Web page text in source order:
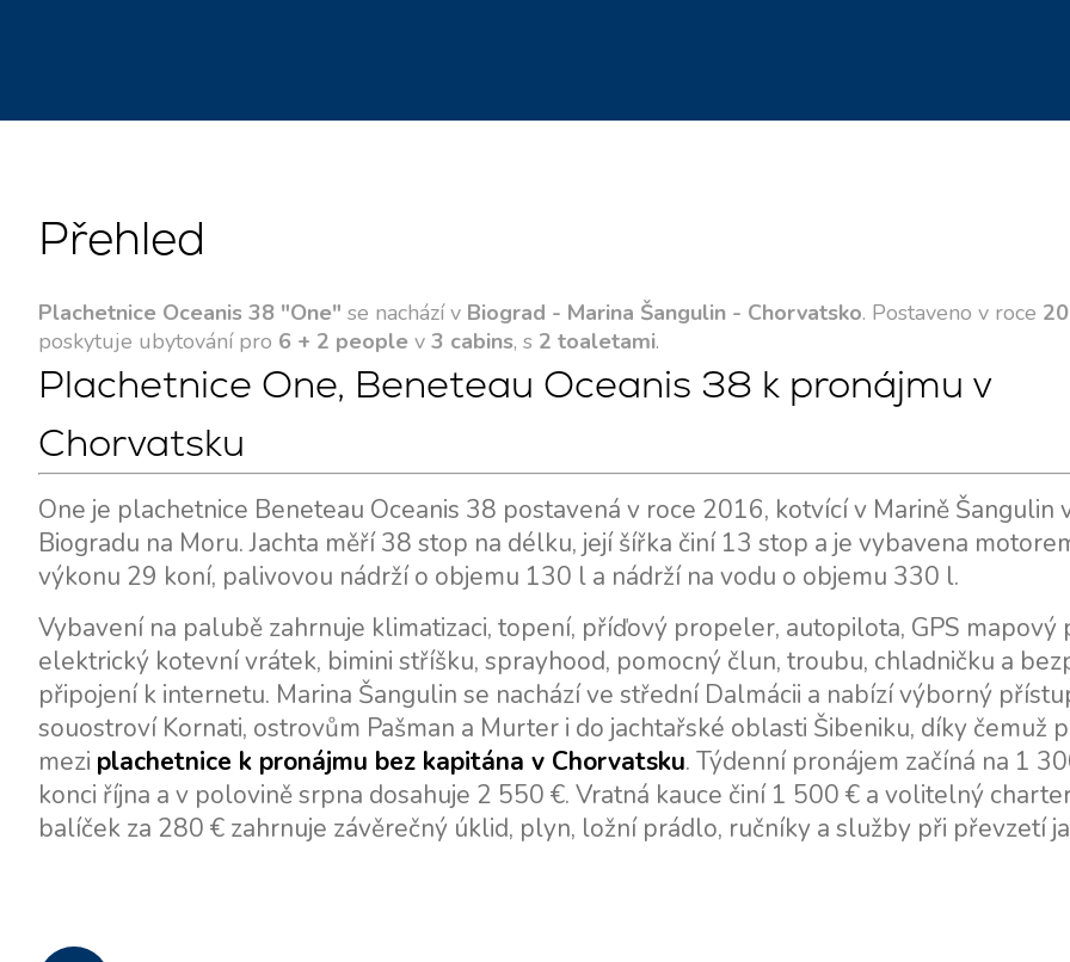
Přehled
Plachetnice Oceanis 38 "One" se nachází v Biograd - Marina Šangulin - Chorvatsko. Postaveno v roce
poskytuje ubytování pro 6 + 2 people v 3 cabins, s 2 toaletami.
Plachetnice One, Beneteau Oceanis 38 k pronájmu v
Chorvatsku
One je plachetnice Beneteau Oceanis 38 postavená v roce 2016, kotvící v Marině Šangulin
Biogradu na Moru. Jachta měří 38 stop na délku, její šířka činí 13 stop a je vybavena
výkonu 29 koní, palivovou nádrží o objemu 130 l a nádrží na vodu o objemu 330 l.
Vybavení na palubě zahrnuje klimatizaci, topení, příďový propeler, autopilota, GPS mapový
elektrický kotevní vrátek, bimini stříšku, sprayhood, pomocný člun, troubu, chladničku a
připojení k internetu. Marina Šangulin se nachází ve střední Dalmácii a nabízí výborný
souostroví Kornati, ostrovům Pašman a Murter i do jachtařské oblasti Šibeniku, díky čemuž
mezi plachetnice k pronájmu bez kapitána v Chorvatsku. Týdenní pronájem začíná na 1
konci října a v polovině srpna dosahuje 2 550 €. Vratná kauce činí 1 500 € a volitelný
balíček za 280 € zahrnuje závěrečný úklid, plyn, ložní prádlo, ručníky a služby při převzetí